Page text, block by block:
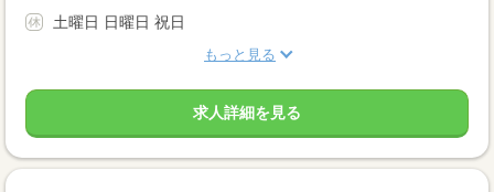
土曜日 日曜日 祝日
もっと見る
求人詳細を見る